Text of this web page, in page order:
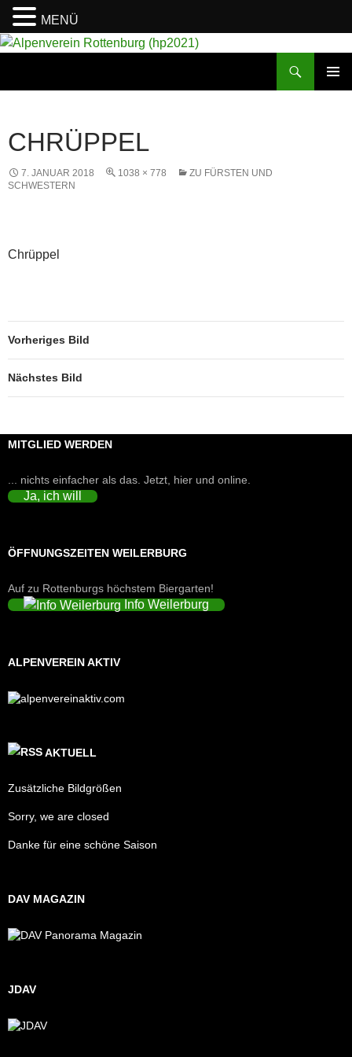
CHRÜPPEL
7. JANUAR 2018 1038 × 778
ZU FÜRSTEN UND
SCHWESTERN
Chrüppel
Vorheriges Bild
Nächstes Bild
MITGLIED WERDEN
... nichts einfacher als das. Jetzt, hier und online.
Ja, ich will
ÖFFNUNGSZEITEN WEILERBURG
Auf zu Rottenburgs höchstem Biergarten!
Info Weilerburg
ALPENVEREIN AKTIV
AKTUELL
Zusätzliche Bildgrößen
Sorry, we are closed
Danke für eine schöne Saison
DAV MAGAZIN
JDAV
MENÜ